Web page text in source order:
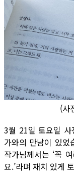
(사
3월 21일 토요일
가와의 만남이 있었
작가님께서는 ‘꼭
요.’라며 재치 있게